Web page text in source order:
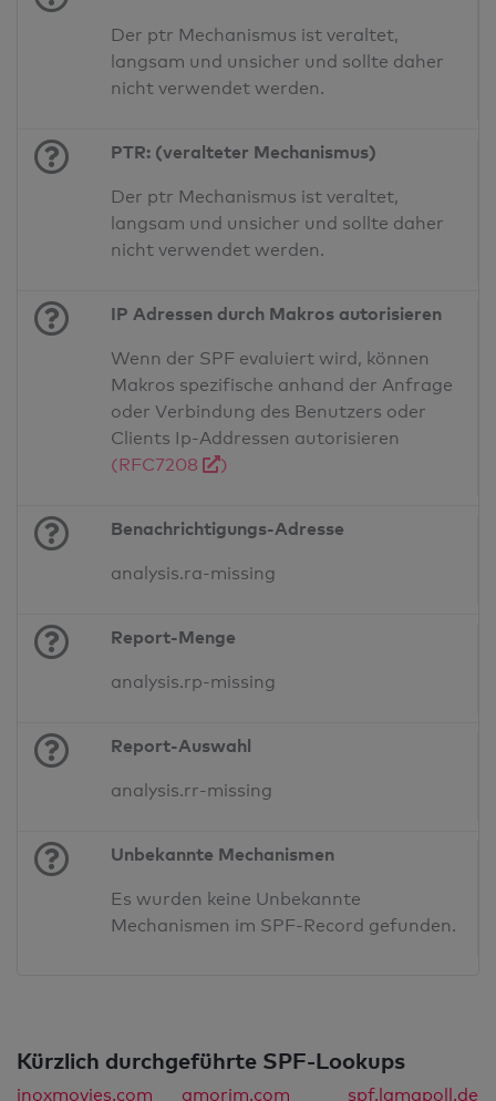
Der ptr Mechanismus ist veraltet,
langsam und unsicher und sollte daher
nicht verwendet werden.
PTR: (veralteter Mechanismus)
Der ptr Mechanismus ist veraltet,
langsam und unsicher und sollte daher
nicht verwendet werden.
IP Adressen durch Makros autorisieren
Wenn der SPF evaluiert wird, können
Makros spezifische anhand der Anfrage
oder Verbindung des Benutzers oder
Clients Ip-Addressen autorisieren
(RFC7208
)
Benachrichtigungs-Adresse
analysis.ra-missing
Report-Menge
analysis.rp-missing
Report-Auswahl
analysis.rr-missing
Unbekannte Mechanismen
Es wurden keine Unbekannte
Mechanismen im SPF-Record gefunden.
Kürzlich durchgeführte SPF-Lookups
inoxmovies.com amorim.com
spf.lamapoll.de